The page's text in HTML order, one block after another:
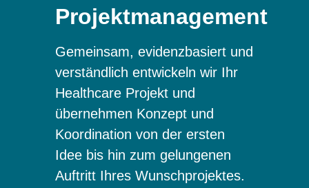
Projektmanagement
Gemeinsam, evidenzbasiert und
verständlich entwickeln wir Ihr
Healthcare Projekt und
übernehmen Konzept und
Koordination von der ersten
Idee bis hin zum gelungenen
Auftritt Ihres Wunschprojektes.